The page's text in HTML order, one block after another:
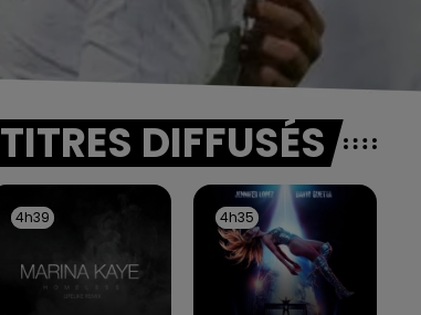
TITRES DIFFUSÉS
4h39
4h39 4h35
4h35